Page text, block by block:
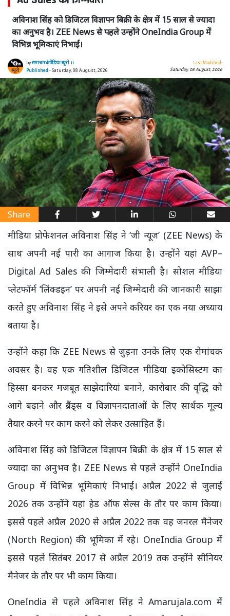
अविनाश सिंह को डिजिटल विज्ञापन बिक्री के क्षेत्र में 15 साल से ज्यादा
का अनुभव है। ZEE News से पहले उन्होंने OneIndia Group में
विभिन्न भूमिकाएं निभाईं।
byसमाचार4मीडिया ब्यूरो ।।
Published- Saturday, 08 August, 2026
Last Modified:
Saturday, 08 August, 2026
Share
मीडिया प्रोफेशनल अविनाश सिंह ने ‘जी न्यूज’ (ZEE News) के
साथ अपनी नई पारी का आगाज किया है। उन्होंने यहां AVP–
Digital Ad Sales की जिम्मेदारी संभाली है। सोशल मीडिया
प्लेटफॉर्म ‘लिंक्डइन’ पर अपनी नई जिम्मेदारी की जानकारी साझा
करते हुए अविनाश सिंह ने इसे अपने करियर का एक नया अध्याय
बताया है।
उन्होंने कहा कि ZEE News से जुड़ना उनके लिए एक रोमांचक
अवसर है। वह एक गतिशील डिजिटल मीडिया इकोसिस्टम का
हिस्सा बनकर मजबूत साझेदारियां बनाने, कारोबार की वृद्धि को
आगे बढ़ाने और ब्रैंड्स व विज्ञापनदाताओं के लिए सार्थक मूल्य
तैयार करने पर काम करने को लेकर उत्साहित हैं।
अविनाश सिंह को डिजिटल विज्ञापन बिक्री के क्षेत्र में 15 साल से
ज्यादा का अनुभव है। ZEE News से पहले उन्होंने OneIndia
Group में विभिन्न भूमिकाएं निभाईं। अप्रैल 2022 से जुलाई
2026 तक उन्होंने यहां हेड ऑफ सेल्स के तौर पर काम किया।
इससे पहले अप्रैल 2020 से अप्रैल 2022 तक वह जनरल मैनेजर
(North Region) की भूमिका में रहे। OneIndia Group में
इससे पहले सितंबर 2017 से अप्रैल 2019 तक उन्होंने सीनियर
मैनेजर के तौर पर भी काम किया।
OneIndia से पहले अविनाश सिंह ने Amarujala.com में